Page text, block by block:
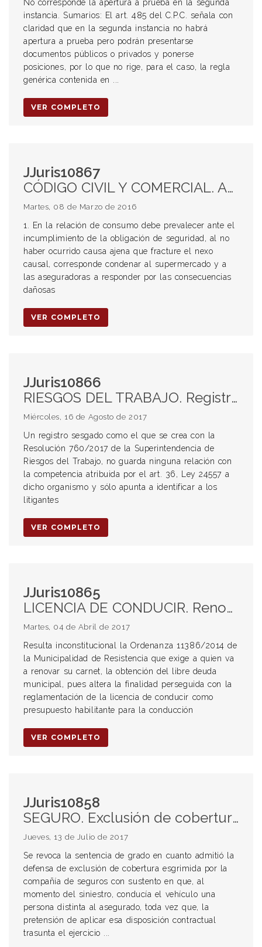
No corresponde la apertura a prueba en la segunda
instancia. Sumarios: El art. 485 del C.P.C. señala con
claridad que en la segunda instancia no habrá
apertura a prueba pero podrán presentarse
documentos públicos o privados y ponerse
posiciones, por lo que no rige, para el caso, la regla
genérica contenida en ...
VER COMPLETO
JJuris10867
CÓDIGO CIVIL Y COMERCIAL. Aplicación del art. 1740. Reparación Plena. Aplicación de las relaciones de consumo Ley 26.361. Principio pro- consumidor.
Martes, 08 de Marzo de 2016
1. En la relación de consumo debe prevalecer ante el
incumplimiento de la obligación de seguridad, al no
haber ocurrido causa ajena que fracture el nexo
causal, corresponde condenar al supermercado y a
las aseguradoras a responder por las consecuencias
dañosas
VER COMPLETO
JJuris10866
RIESGOS DEL TRABAJO. Registro de litigiosidad. Resolución 760/2017 de la SRT. Suspensión cautelar.
Miércoles, 16 de Agosto de 2017
Un registro sesgado como el que se crea con la
Resolución 760/2017 de la Superintendencia de
Riesgos del Trabajo, no guarda ninguna relación con
la competencia atribuida por el art. 36, Ley 24557 a
dicho organismo y sólo apunta a identificar a los
litigantes
VER COMPLETO
JJuris10865
LICENCIA DE CONDUCIR. Renovación. Libre deuda. Multas.
Martes, 04 de Abril de 2017
Resulta inconstitucional la Ordenanza 11386/2014 de
la Municipalidad de Resistencia que exige a quien va
a renovar su carnet, la obtención del libre deuda
municipal, pues altera la finalidad perseguida con la
reglamentación de la licencia de conducir como
presupuesto habilitante para la conducción
VER COMPLETO
JJuris10858
SEGURO. Exclusión de cobertura. Aplicación abusiva. Evento que obligó a ceder la conducción.
Jueves, 13 de Julio de 2017
Se revoca la sentencia de grado en cuanto admitió la
defensa de exclusión de cobertura esgrimida por la
compañía de seguros con sustento en que, al
momento del siniestro, conducía el vehículo una
persona distinta al asegurado, toda vez que, la
pretensión de aplicar esa disposición contractual
trasunta el ejercicio ...